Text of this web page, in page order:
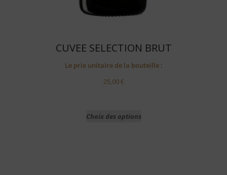
CUVEE SELECTION BRUT
Le prix unitaire de la bouteille :
25,00€
Choix des options